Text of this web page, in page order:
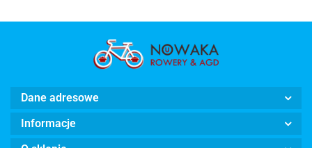
Dane adresowe
Informacje